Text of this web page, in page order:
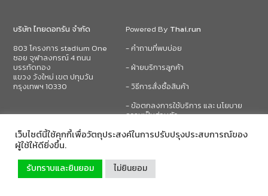
บริษัท ไทยดอทรัน จำกัด
803 โครงการ stadium One
ซอย จุฬาลงกรณ์ 4 ถนน
บรรทัดทอง
แขวง วังใหม่ เขต ปทุมวัน
กรุงเทพฯ 10330
Powered By Thai.run
- คำถามที่พบบ่อย
- ฝ่ายบริการลูกค้า
- วิธีการสั่งซื้อสินค้า
- ข้อตกลงการใช้บริการ และ นโยบาย
ความเป็นส่วนตัว
เว็บไซต์นี้ใช้คุกกี้เพื่อวัตถุประสงค์ในการปรับปรุงประสบการณ์ของ
ผู้ใช้ให้ดียิ่งขึ้น.
รับทราบและยินยอม ไม่ยินยอม